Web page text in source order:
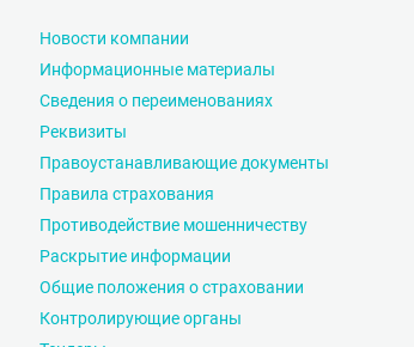
Новости компании
Информационные материалы
Сведения о переименованиях
Реквизиты
Правоустанавливающие документы
Правила страхования
Противодействие мошенничеству
Раскрытие информации
Общие положения о страховании
Контролирующие органы